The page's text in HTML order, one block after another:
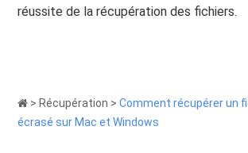
réussite de la récupération des fichiers.
> Récupération >Comment récupérer un
écrasé sur Mac et Windows